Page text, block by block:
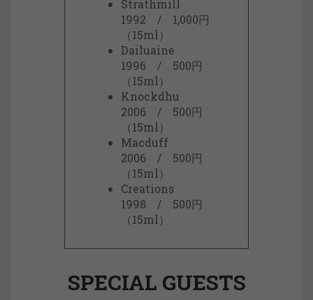
Strathmill
1992 / 1,000円
（15ml）
Dailuaine
1996 / 500円
（15ml）
Knockdhu
2006 / 500円
（15ml）
Macduff
2006 / 500円
（15ml）
Creations
1998 / 500円
（15ml）
SPECIAL GUESTS